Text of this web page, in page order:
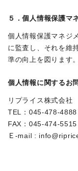
５．個人情報保護マ
個人情報保護マネジ
に監査し、それを維
準の向上を図ります。
個人情報に関するお
リプライス株式会
TEL：045-478-4888
FAX：045-474-5515
Ｅ-mail :